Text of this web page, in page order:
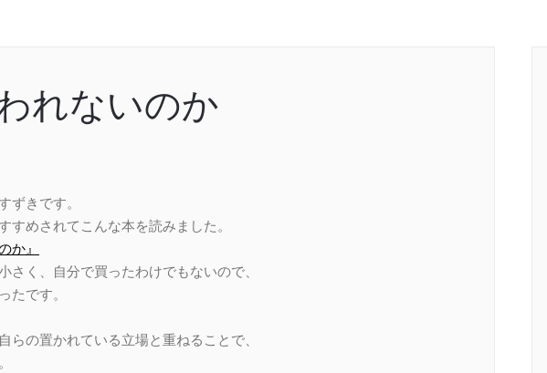
れないのか
ずきです。
すめされてこんな本を読みました。
か』
さく、自分で買ったわけでもないので、
たです。
らの置かれている立場と重ねることで、